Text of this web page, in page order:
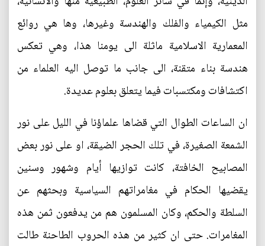
مثل الكيمياء والفلك والهندسة وغيرها، وها هي روائع
المعمارية الاسلامية ماثلة الى يومنا هذا، وهي تعكس
هندسة بناء متقنة، الى جانب ما توصل اليه العلماء من
اكتشافات ومكتسبات فيما يتعلق بعلوم عديدة.
ان الساعات الطوال التي قضاها علماؤنا في الليل على نور
الشمعة الصغيرة، في تلك الحجر الضيقة، او على نور بعض
المصابيح الخافتة، كانت توازيها أيام وشهور وسنين
يقضيها الحكام في مغامراتهم السياسية وبحثهم عن
السلطة والحكم، وكان المسلمون هم من يدفعون ثمن هذه
المغامرات. حتى ان كثير من هذه الحروب الطاحنة طالت